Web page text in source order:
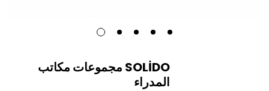
SOLİDO مجموعات مكاتب
المدراء